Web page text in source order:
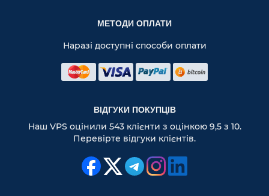
МЕТОДИ ОПЛАТИ
Наразі доступні способи оплати
ВІДГУКИ ПОКУПЦІВ
Наш VPS оцінили 543 клієнти з оцінкою 9,5 з 10.
Перевірте відгуки клієнтів.